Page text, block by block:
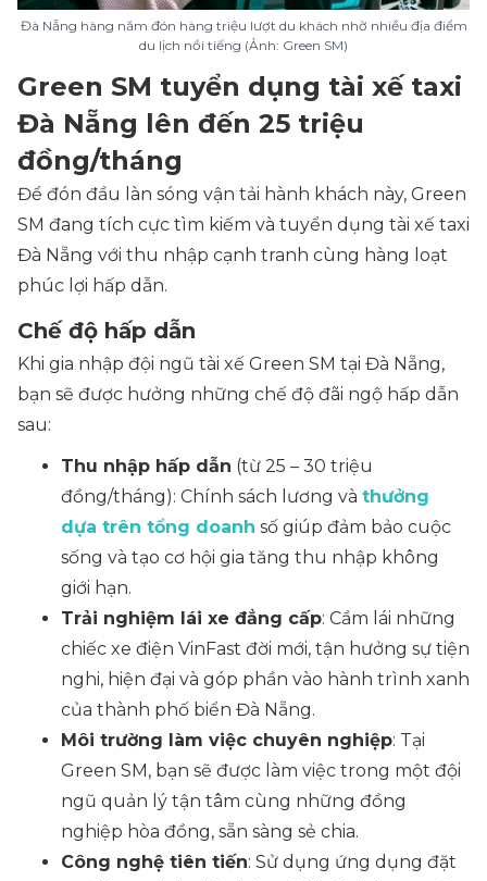
Đà Nẵng hàng năm đón hàng triệu lượt du khách nhờ nhiều địa điểm
du lịch nổi tiếng (Ảnh: Green SM)
Green SM tuyển dụng tài xế taxi
Đà Nẵng lên đến 25 triệu
đồng/tháng
Để đón đầu làn sóng vận tải hành khách này, Green
SM đang tích cực tìm kiếm và tuyển dụng tài xế taxi
Đà Nẵng với thu nhập cạnh tranh cùng hàng loạt
phúc lợi hấp dẫn.
Chế độ hấp dẫn
Khi gia nhập đội ngũ tài xế Green SM tại Đà Nẵng,
bạn sẽ được hưởng những chế độ đãi ngộ hấp dẫn
sau:
Thu nhập hấp dẫn (từ 25 – 30 triệu
đồng/tháng): Chính sách lương và thưởng
dựa trên tổng doanh số giúp đảm bảo cuộc
sống và tạo cơ hội gia tăng thu nhập không
giới hạn.
Trải nghiệm lái xe đẳng cấp: Cầm lái những
chiếc xe điện VinFast đời mới, tận hưởng sự tiện
nghi, hiện đại và góp phần vào hành trình xanh
của thành phố biển Đà Nẵng.
Môi trường làm việc chuyên nghiệp: Tại
Green SM, bạn sẽ được làm việc trong một đội
ngũ quản lý tận tâm cùng những đồng
nghiệp hòa đồng, sẵn sàng sẻ chia.
Công nghệ tiên tiến: Sử dụng ứng dụng đặt